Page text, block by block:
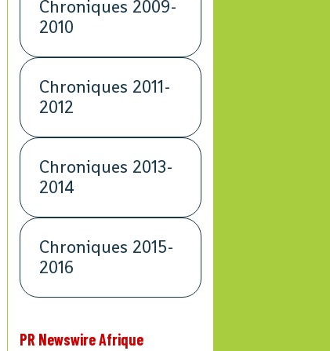
Chroniques 2009-
2010
Chroniques 2011-
2012
Chroniques 2013-
2014
Chroniques 2015-
2016
PR Newswire Afrique